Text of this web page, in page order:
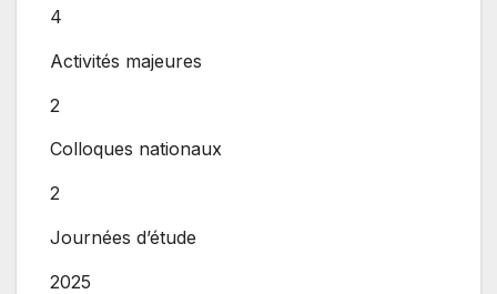
4
Activités majeures
2
Colloques nationaux
2
Journées d’étude
2025